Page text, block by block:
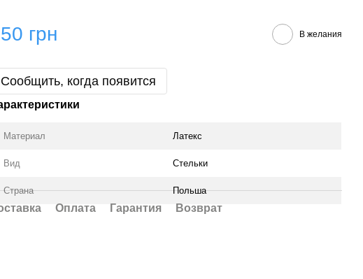
грн В желания
Сообщить, когда появится
Материал Латекс
Вид Стельки
Страна Польша
Оплата Гарантия Возврат